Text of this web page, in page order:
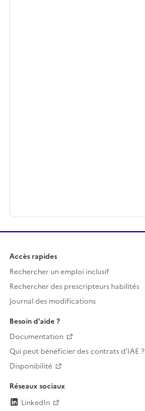
Accès rapides
Rechercher un emploi inclusif
Rechercher des prescripteurs habilités
Journal des modifications
Besoin d'aide ?
Documentation
Qui peut bénéficier des contrats d'IAE ?
Disponibilité
Réseaux sociaux
LinkedIn